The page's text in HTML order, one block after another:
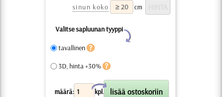
sinun koko
cm
Valitse sapluunan tyyppi
Y
tavallinen
3D, hinta +30%
määrä: kpl.
X